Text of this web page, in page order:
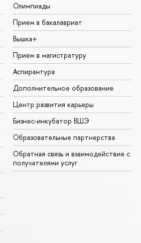
Олимпиады
Прием в бакалавриат
Вышка+
Прием в магистратуру
Аспирантура
Дополнительное образование
Центр развития карьеры
Бизнес-инкубатор ВШЭ
Образовательные партнерства
Обратная связь и взаимодействие с
получателями услуг